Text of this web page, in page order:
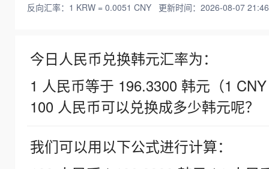
反向汇率：1 KRW = 0.0051 CNY 更新时间：2026-08-07
今日人民币兑换韩元汇率为：
1 人民币等于 196.3300 韩元（1
100 人民币可以兑换成多少韩元呢？
我们可以用以下公式进行计算：